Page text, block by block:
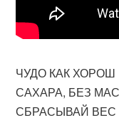
ЧУДО КАК ХОРОШ
САХАРА, БЕЗ
СБРАСЫВАЙ ВЕС